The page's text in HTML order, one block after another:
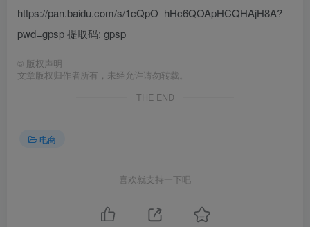
https://pan.baidu.com/s/1cQpO_hHc6QOApHCQHAjH8A?
pwd=gpsp 提取码: gpsp
© 版权声明
文章版权归作者所有，未经允许请勿转载。
THE END
电商
喜欢就支持一下吧